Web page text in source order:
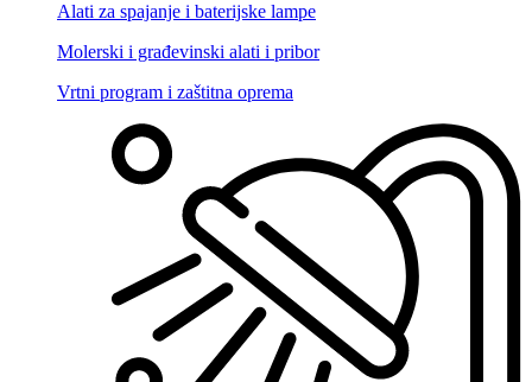
Alati za spajanje i baterijske lampe
Molerski i građevinski alati i pribor
Vrtni program i zaštitna oprema